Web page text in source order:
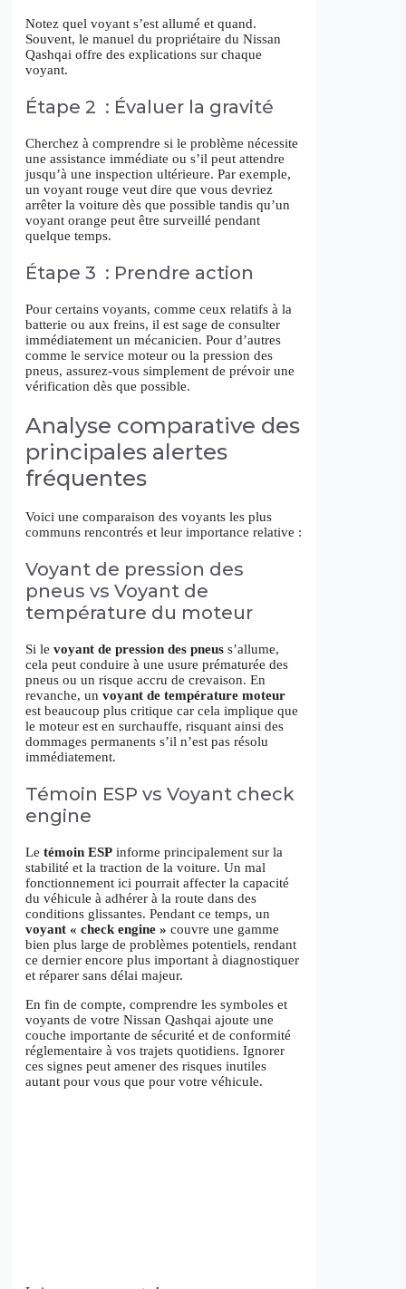
Notez quel voyant s’est allumé et quand.
Souvent, le manuel du propriétaire du Nissan
Qashqai offre des explications sur chaque
voyant.
Étape 2 : Évaluer la gravité
Cherchez à comprendre si le problème nécessite
une assistance immédiate ou s’il peut attendre
jusqu’à une inspection ultérieure. Par exemple,
un voyant rouge veut dire que vous devriez
arrêter la voiture dès que possible tandis qu’un
voyant orange peut être surveillé pendant
quelque temps.
Étape 3 : Prendre action
Pour certains voyants, comme ceux relatifs à la
batterie ou aux freins, il est sage de consulter
immédiatement un mécanicien. Pour d’autres
comme le service moteur ou la pression des
pneus, assurez-vous simplement de prévoir une
vérification dès que possible.
Analyse comparative des
principales alertes
fréquentes
Voici une comparaison des voyants les plus
communs rencontrés et leur importance relative :
Voyant de pression des
pneus vs Voyant de
température du moteur
Si le voyant de pression des pneus s’allume,
cela peut conduire à une usure prématurée des
pneus ou un risque accru de crevaison. En
revanche, un voyant de température moteur
est beaucoup plus critique car cela implique que
le moteur est en surchauffe, risquant ainsi des
dommages permanents s’il n’est pas résolu
immédiatement.
Témoin ESP vs Voyant check
engine
Le témoin ESP informe principalement sur la
stabilité et la traction de la voiture. Un mal
fonctionnement ici pourrait affecter la capacité
du véhicule à adhérer à la route dans des
conditions glissantes. Pendant ce temps, un
voyant « check engine » couvre une gamme
bien plus large de problèmes potentiels, rendant
ce dernier encore plus important à diagnostiquer
et réparer sans délai majeur.
En fin de compte, comprendre les symboles et
voyants de votre Nissan Qashqai ajoute une
couche importante de sécurité et de conformité
réglementaire à vos trajets quotidiens. Ignorer
ces signes peut amener des risques inutiles
autant pour vous que pour votre véhicule.